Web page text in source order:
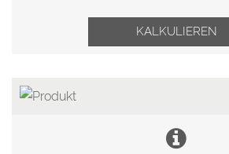
KALKULIEREN